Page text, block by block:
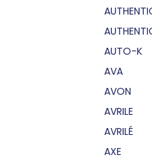
AUTO-K
AVA
AVON
AVRILE
AVRILÉ
AXE